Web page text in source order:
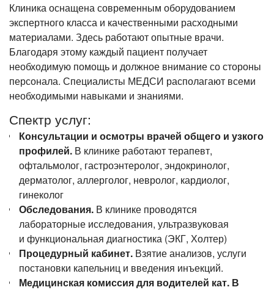
Клиника оснащена современным оборудованием
экспертного класса и качественными расходными
материалами. Здесь работают опытные врачи.
Благодаря этому каждый пациент получает
необходимую помощь и должное внимание со стороны
персонала. Специалисты МЕДСИ располагают всеми
необходимыми навыками и знаниями.
Спектр услуг:
Консультации и осмотры врачей общего и узкого
профилей. В клинике работают терапевт,
офтальмолог, гастроэнтеролог, эндокринолог,
дерматолог, аллерголог, невролог, кардиолог,
гинеколог
Обследования. В клинике проводятся
лабораторные исследования, ультразвуковая
и функциональная диагностика (ЭКГ, Холтер)
Процедурный кабинет. Взятие анализов, услуги
постановки капельниц и введения инъекций.
Медицинская комиссия для водителей кат. В